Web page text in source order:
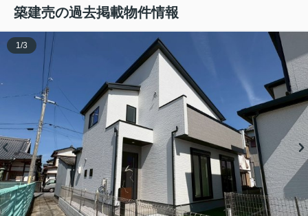
築建売の過去掲載物件情報
1/3